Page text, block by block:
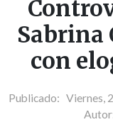
Sabrina
con
Publicado: Viernes,